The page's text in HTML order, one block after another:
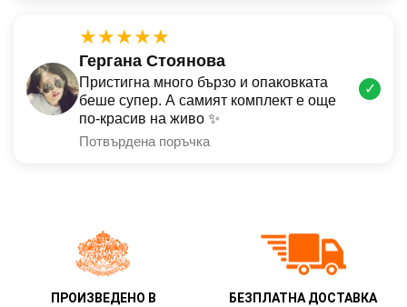
★★★★★
Гергана Стоянова
Пристигна много бързо и опаковката
беше супер. А самият комплект е още
по-красив на живо ✨
Потвърдена поръчка
✓
ПРОИЗВЕДЕНО В
БЕЗПЛАТНА ДОСТАВКА